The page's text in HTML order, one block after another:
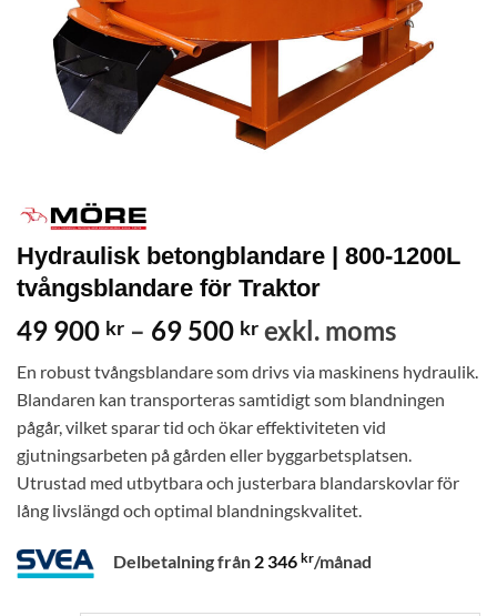
Hydraulisk betongblandare | 800-1200L
tvångsblandare för Traktor
49 900 kr – 69 500 krPrisintervall:
900 kr
till
69
500 kr
exkl. moms
En robust tvångsblandare som drivs via maskinens hydraulik.
Blandaren kan transporteras samtidigt som blandningen
pågår, vilket sparar tid och ökar effektiviteten vid
gjutningsarbeten på gården eller byggarbetsplatsen.
Utrustad med utbytbara och justerbara blandarskovlar för
lång livslängd och optimal blandningskvalitet.
Delbetalning från 2 346 kr/månad